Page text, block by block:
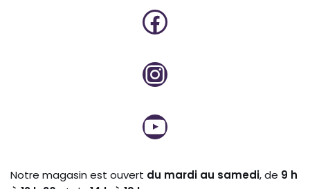
Notre magasin est ouvert du mardi au samedi, de 9 h